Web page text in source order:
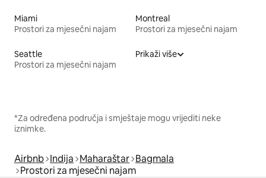
Miami
Prostori za mjesečni najam
Montreal
Prostori za mjesečni najam
Seattle
Prostori za mjesečni najam
Prikaži više
*Za određena područja i smještaje mogu vrijediti neke
iznimke.
Airbnb Indija Maharaštar Bagmala
Prostori za mjesečni najam